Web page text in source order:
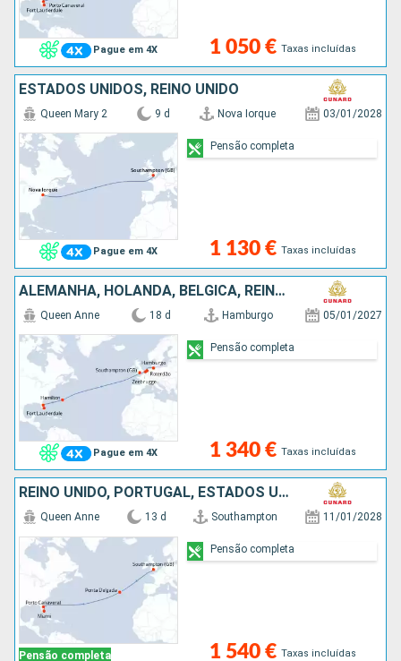
Pague em 4X 1 050 € Taxas incluídas
ESTADOS UNIDOS, REINO UNIDO
Pague em 4X
Queen Mary 2 9 d Nova Iorque 03/01/2028
1 130 € Taxas incluídas
Pensão completa
ALEMANHA, HOLANDA, BÉLGICA, REINO UNIDO, ESTADOS UNIDOS
Pague em 4X
Queen Anne 18 d Hamburgo 05/01/2027
1 340 € Taxas incluídas
Pensão completa
REINO UNIDO, PORTUGAL, ESTADOS UNIDOS
Pensão completa
Queen Anne 13 d Southampton 11/01/2028
1 540 € Taxas incluídas
Pensão completa